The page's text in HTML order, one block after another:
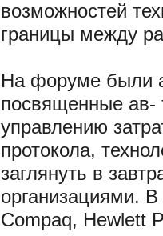
возможностей
границы между
На форуме были
посвященные ав-
управлению
протокола,
заглянуть в
организациями.
Compaq, Hewlett